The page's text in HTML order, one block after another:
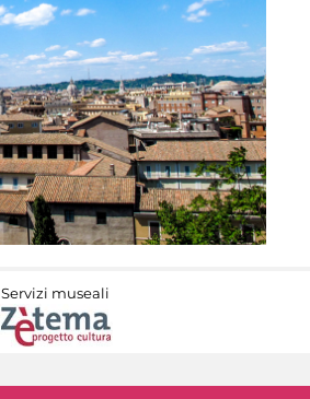
Servizi museali